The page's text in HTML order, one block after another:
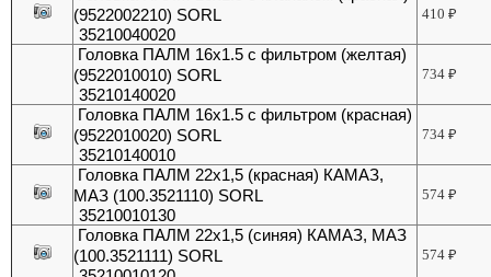
(9522002210) SORL
35210040020
410₽
Головка ПАЛМ 16х1.5 с фильтром (желтая)
(9522010010) SORL
35210140020
734₽
Головка ПАЛМ 16х1.5 с фильтром (красная)
(9522010020) SORL
35210140010
734₽
Головка ПАЛМ 22х1,5 (красная) КАМАЗ,
МАЗ (100.3521110) SORL
35210010130
574₽
Головка ПАЛМ 22х1,5 (синяя) КАМАЗ, МАЗ
(100.3521111) SORL
574₽